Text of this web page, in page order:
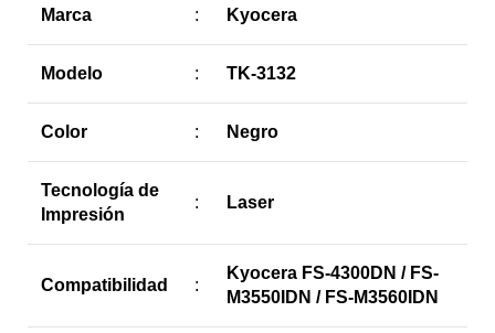
Marca : Kyocera
Modelo : TK-3132
Color : Negro
Tecnología de
Impresión
: Laser
Compatibilidad :
Kyocera FS-4300DN / FS-
M3550IDN / FS-M3560IDN